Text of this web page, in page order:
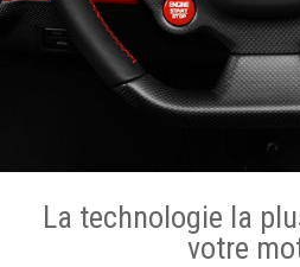
La technologie la
votre